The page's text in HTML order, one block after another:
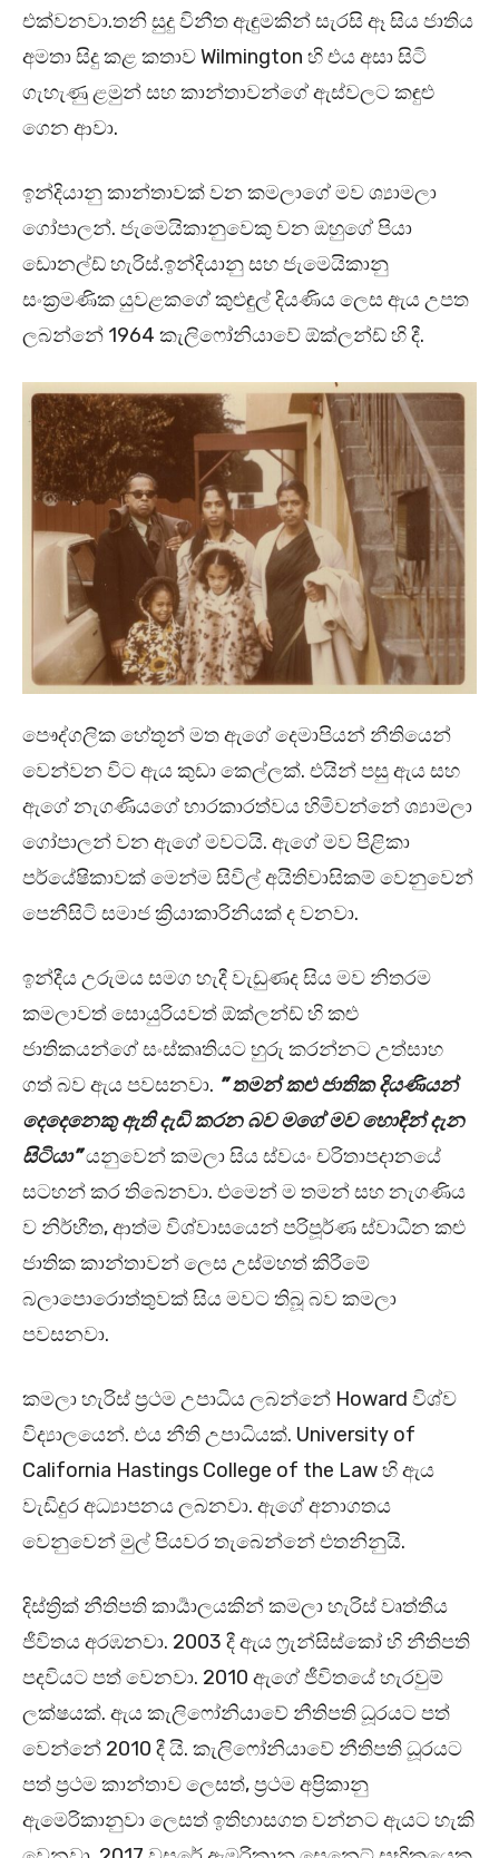
එක්වනවා.තනි සුදු විනීත ඇඳුමකින් සැරසි ඈ සිය ජාතිය
අමතා සිදු කළ කතාව Wilmington හි එය අසා සිටි
ගැහැණු ළමුන් සහ කාන්තාවන්ගේ ඇස්වලට කඳුළු
ගෙන ආවා.
ඉන්දියානු කාන්තාවක් වන කමලාගේ මව ශ්‍යාමලා
ගෝපාලන්. ජැමෙයිකානුවෙකු වන ඔහුගේ පියා
ඩොනල්ඩ් හැරිස්.ඉන්දියානු සහ ජැමෙයිකානු
සංක්‍රමණික යුවළකගේ කුළුඳුල් දියණිය ලෙස ඇය උපත
ලබන්නේ 1964 කැලිෆෝනියාවේ ඕක්ලන්ඩ් හි දී.
පෞද්ගලික හේතූන් මත ඇගේ දෙමාපියන් නීතියෙන්
වෙන්වන විට ඇය කුඩා කෙල්ලක්. එයින් පසු ඇය සහ
ඇගේ නැගණියගේ භාරකාරත්වය හිමිවන්නේ ශ්‍යාමලා
ගෝපාලන් වන ඇගේ මවටයි. ඇගේ මව පිළිකා
පර්යේෂිකාවක් මෙන්ම සිවිල් අයිතිවාසිකම් වෙනුවෙන්
පෙනීසිටි සමාජ ක්‍රියාකාරිනියක් ද වනවා.
ඉන්දීය උරුමය සමග හැදී වැඩුණද සිය මව නිතරම
කමලාවත් සොයුරියවත් ඕක්ලන්ඩ් හි කළු
ජාතිකයන්ගේ සංස්කෘතියට හුරු කරන්නට උත්සාහ
ගත් බව ඇය පවසනවා. ” තමන් කළු ජාතික දියණියන්
දෙදෙනෙකු ඇති දැඩි කරන බව මගේ මව හොඳින් දැන
සිටියා”යනුවෙන් කමලා සිය ස්වයං චරිතාපදානයේ
සටහන් කර තිබෙනවා. එමෙන් ම තමන් සහ නැගණිය
ව නිර්භීත, ආත්ම විශ්වාසයෙන් පරිපූර්ණ ස්වාධීන කළු
ජාතික කාන්තාවන් ලෙස උස්මහත් කිරීමේ
බලාපොරොත්තුවක් සිය මවට තිබූ බව කමලා
පවසනවා.
කමලා හැරිස් ප්‍රථම උපාධිය ලබන්නේ Howard විශ්ව
විද්‍යාලයෙන්. එය නීති උපාධියක්. University of
California Hastings College of the Law හි ඇය
වැඩිදුර අධ්‍යාපනය ලබනවා. ඇගේ අනාගතය
වෙනුවෙන් මුල් පියවර තැබෙන්නේ එතනිනුයි.
දිස්ත්‍රික් නීතිපති කාර්‍යාලයකින් කමලා හැරිස් වෘත්තීය
ජීවිතය අරඹනවා. 2003 දී ඇය ෆ්‍රැන්සිස්කෝ හි නීතිපති
පදවියට පත් වෙනවා. 2010 ඇගේ ජීවිතයේ හැරවුම්
ලක්ෂයක්. ඇය කැලිෆෝනියාවේ නීතිපති ධූරයට පත්
වෙන්නේ 2010 දී යි. කැලිෆෝනියාවේ නීතිපති ධූරයට
පත් ප්‍රථම කාන්තාව ලෙසත්, ප්‍රථම අප්‍රිකානු
ඇමෙරිකානුවා ලෙසත් ඉතිහාසගත වන්නට ඇයට හැකි